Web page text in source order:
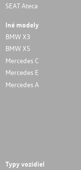
SEAT Ateca
Iné modely
BMW X3
BMW X5
Mercedes C
Mercedes E
Mercedes A
Typy vozidiel